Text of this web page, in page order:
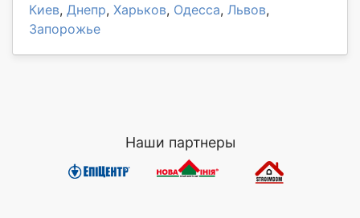
Киев, Днепр, Харьков, Одесса, Львов,
Запорожье
Наши партнеры